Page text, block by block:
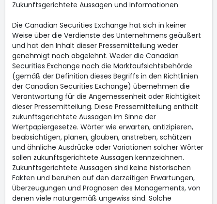
Zukunftsgerichtete Aussagen und Informationen
Die Canadian Securities Exchange hat sich in keiner
Weise über die Verdienste des Unternehmens geäußert
und hat den Inhalt dieser Pressemitteilung weder
genehmigt noch abgelehnt. Weder die Canadian
Securities Exchange noch die Marktaufsichtsbehörde
(gemäß der Definition dieses Begriffs in den Richtlinien
der Canadian Securities Exchange) übernehmen die
Verantwortung für die Angemessenheit oder Richtigkeit
dieser Pressemitteilung. Diese Pressemitteilung enthält
zukunftsgerichtete Aussagen im Sinne der
Wertpapiergesetze. Wörter wie erwarten, antizipieren,
beabsichtigen, planen, glauben, anstreben, schätzen
und ähnliche Ausdrücke oder Variationen solcher Wörter
sollen zukunftsgerichtete Aussagen kennzeichnen.
Zukunftsgerichtete Aussagen sind keine historischen
Fakten und beruhen auf den derzeitigen Erwartungen,
Überzeugungen und Prognosen des Managements, von
denen viele naturgemäß ungewiss sind. Solche